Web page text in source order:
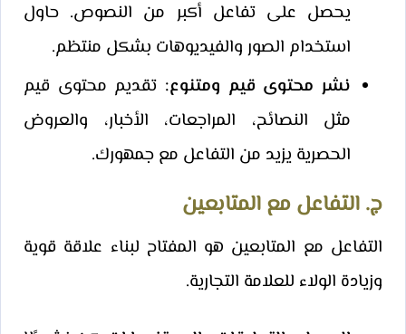
يحصل على تفاعل أكبر من النصوص. حاول
استخدام الصور والفيديوهات بشكل منتظم.
نشر محتوى قيم ومتنوع: تقديم محتوى قيم
مثل النصائح، المراجعات، الأخبار، والعروض
الحصرية يزيد من التفاعل مع جمهورك.
ج. التفاعل مع المتابعين
التفاعل مع المتابعين هو المفتاح لبناء علاقة قوية
وزيادة الولاء للعلامة التجارية.